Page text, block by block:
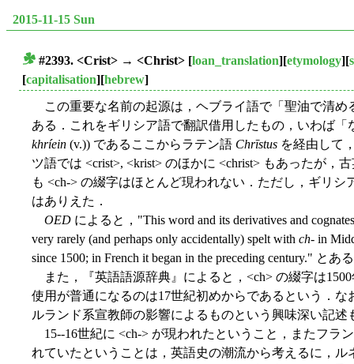
2015-11-15 Sun
#2393. <Crist> → <Christ> [loan_translation][etymology][
[capitalisation][hebrew]
この重要な名前の起源は，ヘブライ語で「聖油で清め
ある．これをギリシア語で翻訳借用したもの，いわば
khríein (v.)) であるここからラテン語 Chrīstus を経由して
ツ語では <crist>, <krist> のほかに <christ> もあったが，
も <ch-> の綴字はほとんど現われない．ただし，ギリシ
はありえた．
OED によると，"This word and its derivatives and
very rarely (and perhaps only accidentally) spelt with ch- in
since 1500; in French it began in the preceding century." とあ
また，『英語語源辞典』によると，<ch> の綴字は
使用が普通になるのは17世紀初めからであるという．な
ルランド系宣教師の影響によるものという興味深い記述
15--16世紀に <ch-> が現われたということ，またフラ
れていたということは，英語史の潮流から考えるに，